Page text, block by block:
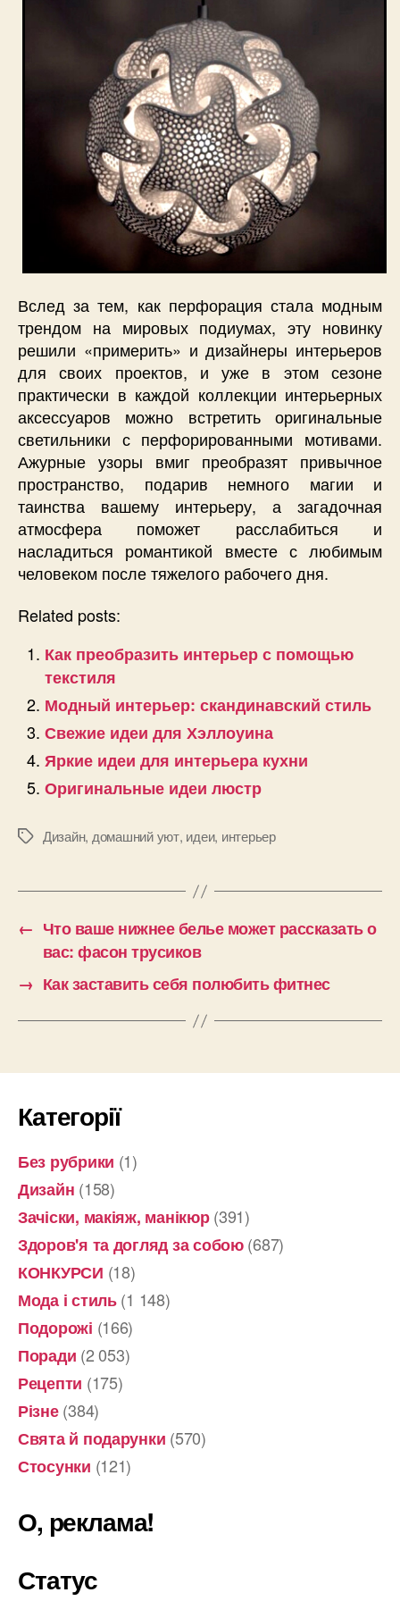
Вслед за тем, как перфорация стала модным
трендом на мировых подиумах, эту новинку
решили «примерить» и дизайнеры интерьеров
для своих проектов, и уже в этом сезоне
практически в каждой коллекции интерьерных
аксессуаров можно встретить оригинальные
светильники с перфорированными мотивами.
Ажурные узоры вмиг преобразят привычное
пространство, подарив немного магии и
таинства вашему интерьеру, а загадочная
атмосфера поможет расслабиться и
насладиться романтикой вместе с любимым
человеком после тяжелого рабочего дня.
Related posts:
Как преобразить интерьер с помощью
текстиля
Модный интерьер: скандинавский стиль
Свежие идеи для Хэллоуина
Яркие идеи для интерьера кухни
Оригинальные идеи люстр
Позначки
Дизайн, домашний уют, идеи, интерьер
← Что ваше нижнее белье может рассказать о
вас: фасон трусиков
→ Как заставить себя полюбить фитнес
Категорії
Без рубрики (1)
Дизайн (158)
Зачіски, макіяж, манікюр(391)
Здоров'я та догляд за собою(687)
КОНКУРСИ (18)
Мода і стиль(1 148)
Подорожі (166)
Поради (2 053)
Рецепти (175)
Різне(384)
Свята й подарунки (570)
Стосунки (121)
О, реклама!
Статус